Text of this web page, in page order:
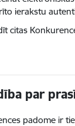
ierakstu
citas
par
padome ir